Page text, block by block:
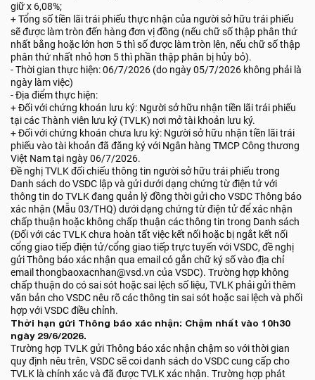
giữ x 6,08%;
+ Tổng số tiền lãi trái phiếu thực nhận của người sở hữu trái phiếu
sẽ được làm tròn đến hàng đơn vị đồng (nếu chữ số thập phân thứ
nhất bằng hoặc lớn hơn 5 thì số được làm tròn lên, nếu chữ số thập
phân thứ nhất nhỏ hơn 5 thì phần thập phân bị hủy bỏ).
- Thời gian thực hiện: 06/7/2026 (do ngày 05/7/2026 không phải là
ngày làm việc)
- Địa điểm thực hiện:
+ Đối với chứng khoán lưu ký: Người sở hữu nhận tiền lãi trái phiếu
tại các Thành viên lưu ký (TVLK) nơi mở tài khoản lưu ký.
+ Đối với chứng khoán chưa lưu ký: Người sở hữu nhận tiền lãi trái
phiếu vào tài khoản đã đăng ký với Ngân hàng TMCP Công thương
Việt Nam tại ngày 06/7/2026.
Đề nghị TVLK đối chiếu thông tin người sở hữu trái phiếu trong
Danh sách do VSDC lập và gửi dưới dạng chứng từ điện tử với
thông tin do TVLK đang quản lý đồng thời gửi cho VSDC Thông báo
xác nhận (Mẫu 03/THQ) dưới dạng chứng từ điện tử để xác nhận
chấp thuận hoặc không chấp thuận các thông tin trong Danh sách
(Đối với các TVLK chưa hoàn tất việc kết nối hoặc bị ngắt kết nối
cổng giao tiếp điện tử/cổng giao tiếp trực tuyến với VSDC, đề nghị
gửi Thông báo xác nhận qua email có gắn chữ ký số vào địa chỉ
email thongbaoxacnhan@vsd.vn của VSDC). Trường hợp không
chấp thuận do có sai sót hoặc sai lệch số liệu, TVLK phải gửi thêm
văn bản cho VSDC nêu rõ các thông tin sai sót hoặc sai lệch và phối
hợp với VSDC điều chỉnh.
Thời hạn gửi Thông báo xác nhận: Chậm nhất vào 10h30
ngày 29/6/2026.
Trường hợp TVLK gửi Thông báo xác nhận chậm so với thời gian
quy định nêu trên, VSDC sẽ coi danh sách do VSDC cung cấp cho
TVLK là chính xác và đã được TVLK xác nhận. Trường hợp phát